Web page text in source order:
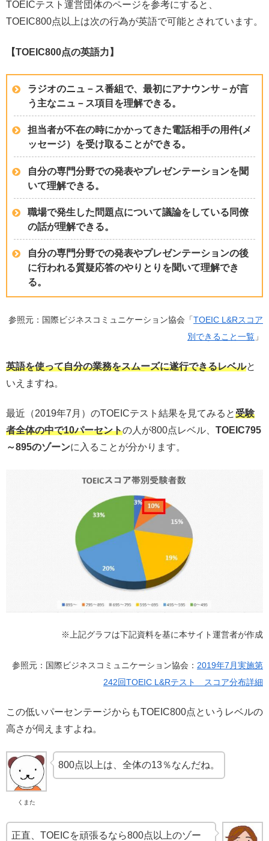
TOEICテスト運営団体のページを参考にすると、
TOEIC800点以上は次の行為が英語で可能とされています。
【TOEIC800点の英語力】
ラジオのニュ－ス番組で、最初にアナウンサ－が言
う主なニュ－ス項目を理解できる。
担当者が不在の時にかかってきた電話相手の用件(メ
ッセージ）を受け取ることができる。
自分の専門分野での発表やプレゼンテーションを聞
いて理解できる。
職場で発生した問題点について議論をしている同僚
の話が理解できる。
自分の専門分野での発表やプレゼンテーションの後
に行われる質疑応答のやりとりを聞いて理解でき
る。
参照元：国際ビジネスコミュニケーション協会「TOEIC L&Rスコア
別できること一覧 」
英語を使って自分の業務をスムーズに遂行できるレベルと
いえますね。
最近（2019年7月）のTOEICテスト結果を見てみると受験
者全体の中で10パーセントの人が800点レベル、 TOEIC795
～895のゾーンに入ることが分かります。
※上記グラフは下記資料を基に本サイト運営者が作成
参照元：国際ビジネスコミュニケーション協会： 2019年7月実施第
242回TOEIC L&Rテスト スコア分布詳細
この低いパーセンテージからもTOEIC800点というレベルの
高さが伺えますよね。
くまた
800点以上は、全体の13％なんだね。
正直、TOEICを頑張るなら800点以上のゾー